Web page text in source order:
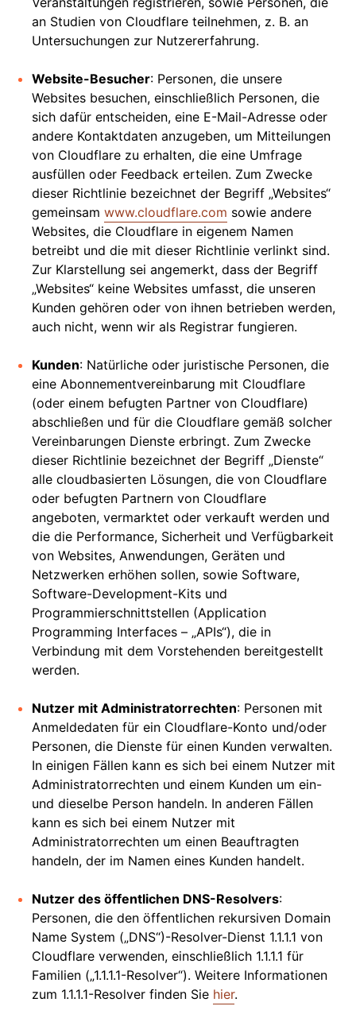
an Studien von Cloudflare teilnehmen, z. B. an
Untersuchungen zur Nutzererfahrung.
Website-Besucher: Personen, die unsere
Websites besuchen, einschließlich Personen, die
sich dafür entscheiden, eine E-Mail-Adresse oder
andere Kontaktdaten anzugeben, um Mitteilungen
von Cloudflare zu erhalten, die eine Umfrage
ausfüllen oder Feedback erteilen. Zum Zwecke
dieser Richtlinie bezeichnet der Begriff „Websites“
gemeinsam www.cloudflare.com sowie andere
Websites, die Cloudflare in eigenem Namen
betreibt und die mit dieser Richtlinie verlinkt sind.
Zur Klarstellung sei angemerkt, dass der Begriff
„Websites“ keine Websites umfasst, die unseren
Kunden gehören oder von ihnen betrieben werden,
auch nicht, wenn wir als Registrar fungieren.
Kunden: Natürliche oder juristische Personen, die
eine Abonnementvereinbarung mit Cloudflare
(oder einem befugten Partner von Cloudflare)
abschließen und für die Cloudflare gemäß solcher
Vereinbarungen Dienste erbringt. Zum Zwecke
dieser Richtlinie bezeichnet der Begriff „Dienste“
alle cloudbasierten Lösungen, die von Cloudflare
oder befugten Partnern von Cloudflare
angeboten, vermarktet oder verkauft werden und
die die Performance, Sicherheit und Verfügbarkeit
von Websites, Anwendungen, Geräten und
Netzwerken erhöhen sollen, sowie Software,
Software-Development-Kits und
Programmierschnittstellen (Application
Programming Interfaces – „APIs“), die in
Verbindung mit dem Vorstehenden bereitgestellt
werden.
Nutzer mit Administratorrechten: Personen mit
Anmeldedaten für ein Cloudflare-Konto und/oder
Personen, die Dienste für einen Kunden verwalten.
In einigen Fällen kann es sich bei einem Nutzer mit
Administratorrechten und einem Kunden um ein-
und dieselbe Person handeln. In anderen Fällen
kann es sich bei einem Nutzer mit
Administratorrechten um einen Beauftragten
handeln, der im Namen eines Kunden handelt.
Nutzer des öffentlichen DNS-Resolvers:
Personen, die den öffentlichen rekursiven Domain
Name System („DNS“)-Resolver-Dienst 1.1.1.1 von
Cloudflare verwenden, einschließlich 1.1.1.1 für
Familien („1.1.1.1-Resolver“). Weitere Informationen
zum 1.1.1.1-Resolver finden Sie hier.